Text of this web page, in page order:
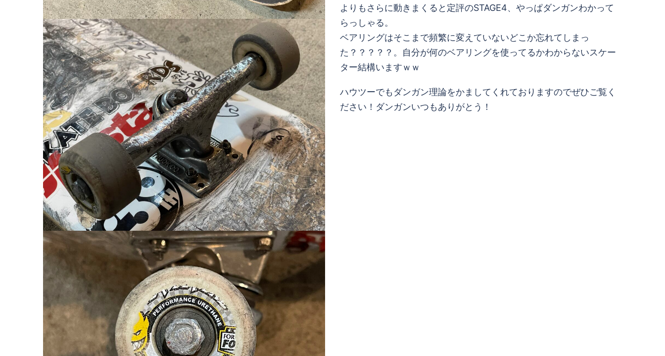
よりもさらに動きまくると定評のSTAGE4、やっぱダンガンわかって
らっしゃる。
ベアリングはそこまで頻繁に変えていないどこか忘れてしまっ
た？？？？？。自分が何のベアリングを使ってるかわからないスケー
ター結構いますｗｗ
ハウツーでもダンガン理論をかましてくれておりますのでぜひご覧く
ださい！ダンガンいつもありがとう！